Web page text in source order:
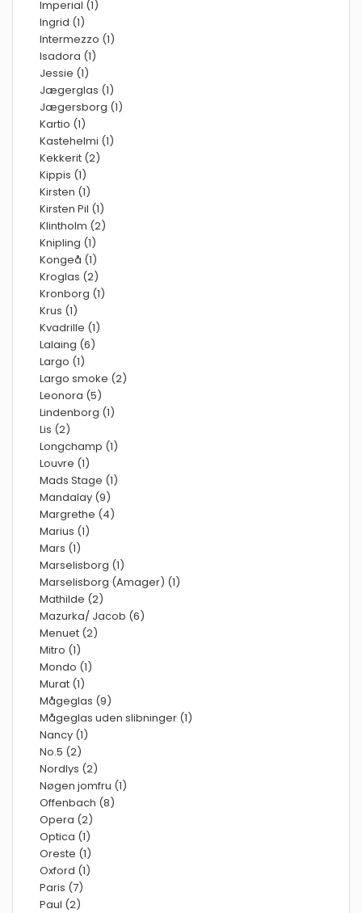
Imperial (1)
Ingrid (1)
Intermezzo (1)
Isadora (1)
Jessie (1)
Jægerglas (1)
Jægersborg (1)
Kartio (1)
Kastehelmi (1)
Kekkerit (2)
Kippis (1)
Kirsten (1)
Kirsten Pil (1)
Klintholm (2)
Knipling (1)
Kongeå (1)
Kroglas (2)
Kronborg (1)
Krus (1)
Kvadrille (1)
Lalaing (6)
Largo (1)
Largo smoke (2)
Leonora (5)
Lindenborg (1)
Lis (2)
Longchamp (1)
Louvre (1)
Mads Stage (1)
Mandalay (9)
Margrethe (4)
Marius (1)
Mars (1)
Marselisborg (1)
Marselisborg (Amager) (1)
Mathilde (2)
Mazurka/ Jacob (6)
Menuet (2)
Mitro (1)
Mondo (1)
Murat (1)
Mågeglas (9)
Mågeglas uden slibninger (1)
Nancy (1)
No.5 (2)
Nordlys (2)
Nøgen jomfru (1)
Offenbach (8)
Opera (2)
Optica (1)
Oreste (1)
Oxford (1)
Paris (7)
Paul (2)